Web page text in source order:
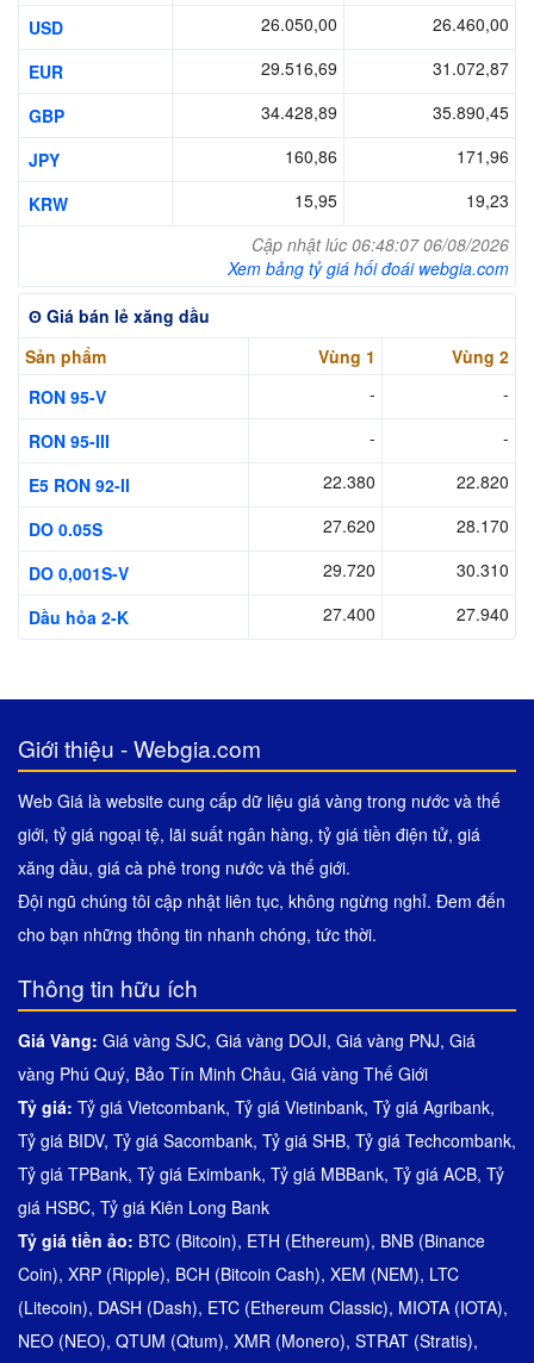
USD
26.050,00
26.460,00
EUR
29.516,69
31.072,87
GBP
34.428,89
35.890,45
JPY
160,86
171,96
KRW
15,95
19,23
Cập nhật lúc 06:48:07 06/08/2026
Xem bảng tỷ giá hối đoái webgia.com
ʘ Giá bán lẻ xăng dầu
Sản phẩm
Vùng 1
Vùng 2
RON 95-V
-
-
RON 95-III
-
-
E5 RON 92-II
22.380
22.820
DO 0.05S
27.620
28.170
DO 0,001S-V
29.720
30.310
Dầu hỏa 2-K
27.400 27.940
Giới thiệu - Webgia.com
Web Giá là website cung cấp dữ liệu giá vàng trong nước và thế
giới, tỷ giá ngoại tệ, lãi suất ngân hàng, tỷ giá tiền điện tử, giá
xăng dầu, giá cà phê trong nước và thế giới.
Đội ngũ chúng tôi cập nhật liên tục, không ngừng nghỉ. Đem đến
cho bạn những thông tin nhanh chóng, tức thời.
Thông tin hữu ích
Giá Vàng: Giá vàng SJC, Giá vàng DOJI, Giá vàng PNJ, Giá
vàng Phú Quý, Bảo Tín Minh Châu, Giá vàng Thế Giới
Tỷ giá: Tỷ giá Vietcombank, Tỷ giá Vietinbank, Tỷ giá Agribank,
Tỷ giá BIDV, Tỷ giá Sacombank, Tỷ giá SHB, Tỷ giá Techcombank,
Tỷ giá TPBank, Tỷ giá Eximbank, Tỷ giá MBBank, Tỷ giá ACB, Tỷ
giá HSBC, Tỷ giá Kiên Long Bank
Tỷ giá tiền ảo: BTC (Bitcoin), ETH (Ethereum), BNB (Binance
Coin), XRP (Ripple), BCH (Bitcoin Cash), XEM (NEM), LTC
(Litecoin), DASH (Dash), ETC (Ethereum Classic), MIOTA (IOTA),
NEO (NEO), QTUM (Qtum), XMR (Monero), STRAT (Stratis),